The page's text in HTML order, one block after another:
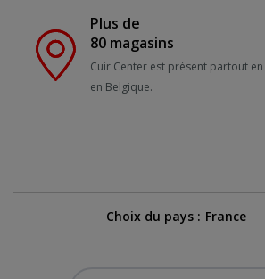
Plus de
80 magasins
Cuir Center est présent partout en
en Belgique.
Choix du pays :